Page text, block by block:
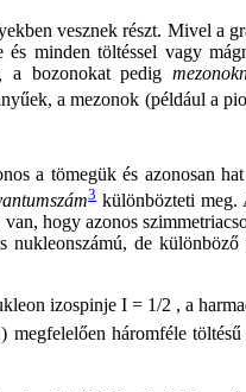
vesznek részt. Mivel a
minden töltéssel vagy
a bozonokat pedig
a mezonok (például a
a tömegük és azonosan
3különbözteti meg.
hogy azonos
nukleonszámú, de különböző
izospinje I = 1/2 , a
megfelelően háromféle